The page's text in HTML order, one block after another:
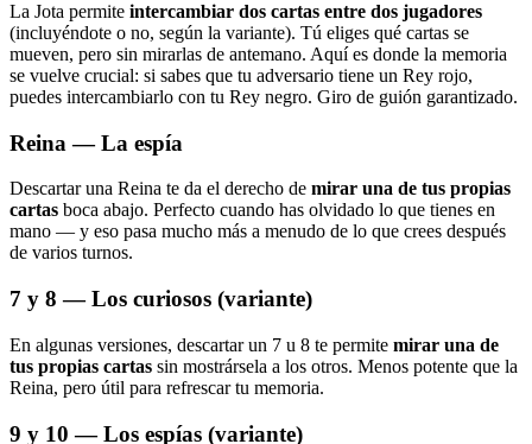
La Jota permite intercambiar dos cartas entre dos jugadores
(incluyéndote o no, según la variante). Tú eliges qué cartas se
mueven, pero sin mirarlas de antemano. Aquí es donde la memoria
se vuelve crucial: si sabes que tu adversario tiene un Rey rojo,
puedes intercambiarlo con tu Rey negro. Giro de guión garantizado.
Reina — La espía
Descartar una Reina te da el derecho de mirar una de tus propias
cartas boca abajo. Perfecto cuando has olvidado lo que tienes en
mano — y eso pasa mucho más a menudo de lo que crees después
de varios turnos.
7 y 8 — Los curiosos (variante)
En algunas versiones, descartar un 7 u 8 te permite mirar una de
tus propias cartas sin mostrársela a los otros. Menos potente que la
Reina, pero útil para refrescar tu memoria.
9 y 10 — Los espías (variante)